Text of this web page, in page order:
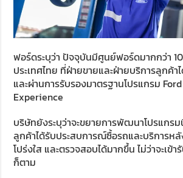
ฟอร์ดระบุว่า ปัจจุบันมีศูนย์ฟอร์ดมากกว่า
ประเทศไทย ที่ฝ่ายขายและฝ่ายบริการลูกค้
และผ่านการรับรองมาตรฐานโปรแกรม
Experience
บริษัทยังระบุว่าจะขยายการพัฒนาโปรแกร
ลูกค้าได้รับประสบการณ์ซื้อรถและบริการห
โปร่งใส และตรวจสอบได้มากขึ้น ไม่ว่าจะเข้
ก็ตาม